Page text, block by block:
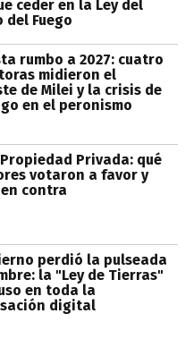
ceder en la Ley del
del Fuego
rumbo a 2027: cuatro
midieron el
de Milei y la crisis de
en el peronismo
Propiedad Privada: qué
votaron a favor y
contra
perdió la pulseada
la "Ley de Tierras"
en toda la
digital